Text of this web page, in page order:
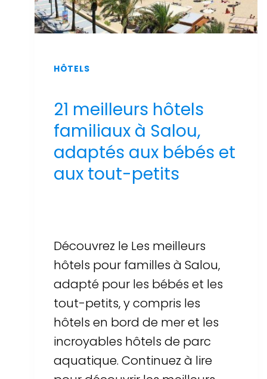
AU
MEILLEUR
PRIX
HÔTELS
21 meilleurs hôtels
familiaux à Salou,
adaptés aux bébés et
aux tout-petits
Découvrez le Les meilleurs
hôtels pour familles à Salou,
adapté pour les bébés et les
tout-petits, y compris les
hôtels en bord de mer et les
incroyables hôtels de parc
aquatique. Continuez à lire